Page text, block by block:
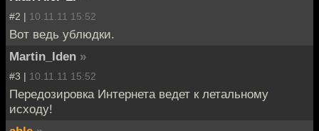
#2 | 10.11.11 15:52
Вот ведь ублюдки.
Martin_Iden »
#3 | 10.11.11 15:52
Передозировка Интернета ведет к летальному
исходу!